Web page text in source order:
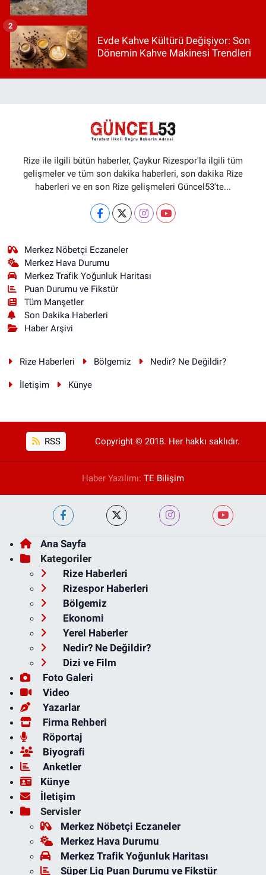
Evde Kahve Kültürü Değişiyor: Son
Dönemin Kahve Makinesi Trendleri
2
Rize ile ilgili bütün haberler, Çaykur Rizespor'la ilgili tüm
gelişmeler ve tüm son dakika haberleri, son dakika Rize
haberleri ve en son Rize gelişmeleri Güncel53'te...
Merkez Nöbetçi Eczaneler
Merkez Hava Durumu
Merkez Trafik Yoğunluk Haritası
Puan Durumu ve Fikstür
Tüm Manşetler
Son Dakika Haberleri
Haber Arşivi
Rize Haberleri Bölgemiz Nedir? Ne Değildir?
İletişim Künye
RSS Copyright © 2018. Her hakkı saklıdır.
Haber Yazılımı: TE Bilişim
Ana Sayfa
Kategoriler
Rize Haberleri
Rizespor Haberleri
Bölgemiz
Ekonomi
Yerel Haberler
Nedir? Ne Değildir?
Dizi ve Film
Foto Galeri
Video
Yazarlar
Firma Rehberi
Röportaj
Biyografi
Anketler
Künye
İletişim
Servisler
Merkez Nöbetçi Eczaneler
Merkez Hava Durumu
Merkez Trafik Yoğunluk Haritası
Süper Lig Puan Durumu ve Fikstür